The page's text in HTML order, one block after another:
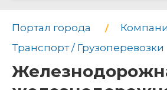
Портал города
Транспорт / Грузоперевозки